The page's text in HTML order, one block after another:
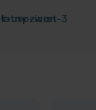
zwrot